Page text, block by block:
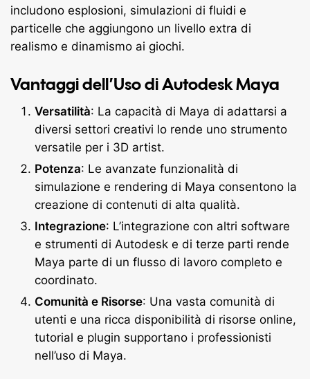
includono esplosioni, simulazioni di fluidi e
particelle che aggiungono un livello extra di
realismo e dinamismo ai giochi.
Vantaggi dell’Uso di Autodesk Maya
Versatilità: La capacità di Maya di adattarsi a
diversi settori creativi lo rende uno strumento
versatile per i 3D artist.
Potenza: Le avanzate funzionalità di
simulazione e rendering di Maya consentono la
creazione di contenuti di alta qualità.
Integrazione: L’integrazione con altri software
e strumenti di Autodesk e di terze parti rende
Maya parte di un flusso di lavoro completo e
coordinato.
Comunità e Risorse: Una vasta comunità di
utenti e una ricca disponibilità di risorse online,
tutorial e plugin supportano i professionisti
nell’uso di Maya.